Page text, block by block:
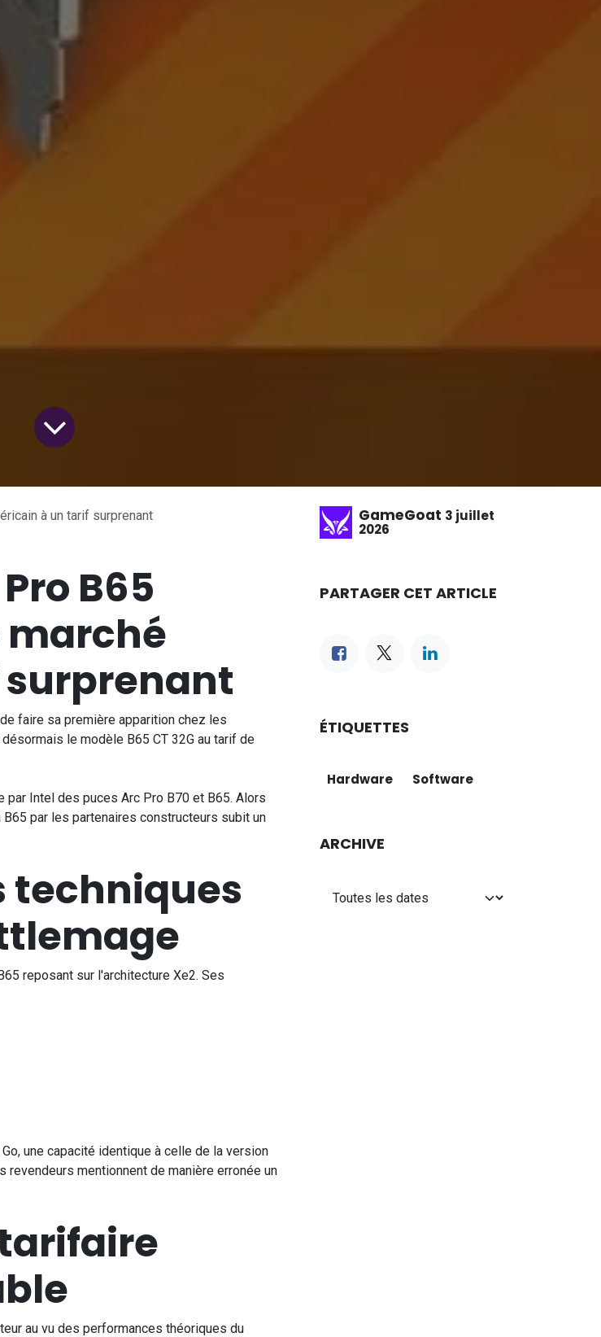
à un tarif surprenant
B65
marché
faire sa première apparition chez les
le modèle B65 CT 32G au tarif de
Intel des puces Arc Pro B70 et B65. Alors
par les partenaires constructeurs subit un
techniques
reposant sur l'architecture Xe2. Ses
une capacité identique à celle de la version
mentionnent de manière erronée un
au vu des performances théoriques du
GameGoat 3 juillet
2026
PARTAGER CET ARTICLE
ÉTIQUETTES
Hardware Software
ARCHIVE